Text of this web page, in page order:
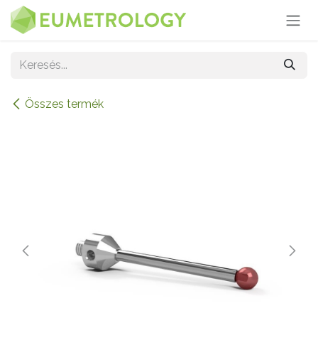
Kihagyás és továbblépés a tartalomhoz
Összes termék